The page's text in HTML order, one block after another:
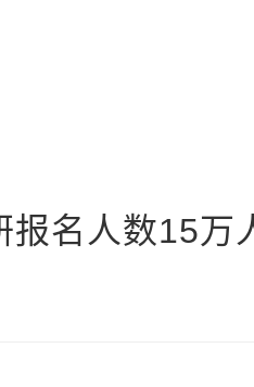
报名人数15万